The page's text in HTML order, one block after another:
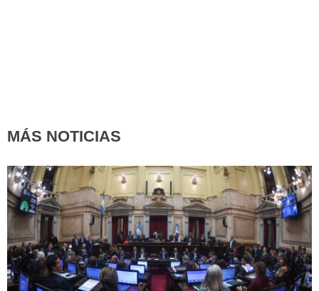
MÁS NOTICIAS